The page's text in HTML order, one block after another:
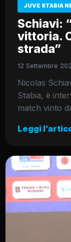
JUVE STABIA
Schiavi:
vittoria.
strada”
12 Settembre
Nicolas
Stabia, è
match vinto
Leggi